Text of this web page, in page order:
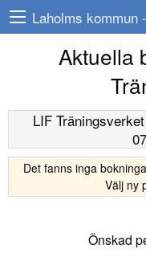
Laholms kommun -
Aktuella
LIF Träningsverket
07
Det fanns inga
Välj ny
Önskad